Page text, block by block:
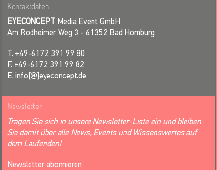
Kontaktdaten
EYECONCEPT Media Event GmbH
Am Rodheimer Weg 3 - 61352 Bad Homburg
T. +49-6172 391 99 80
F. +49-6172 391 99 82
E. info[@]eyeconcept.de
Newsletter
Tragen Sie sich in unsere Newsletter-Liste ein und bleiben
Sie damit über alle News, Events und Wissenswertes auf
dem Laufenden!
Newsletter abonnieren